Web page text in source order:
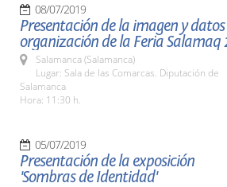
08/07/2019
Presentación de la imagen y
organización de la Feria Salamaq
Salamanca (Salamanca)
Lugar: Sala de las Comarcas. Diputación de
Salamanca
Hora: 11:30 h.
05/07/2019
Presentación de la exposición
'Sombras de Identidad'